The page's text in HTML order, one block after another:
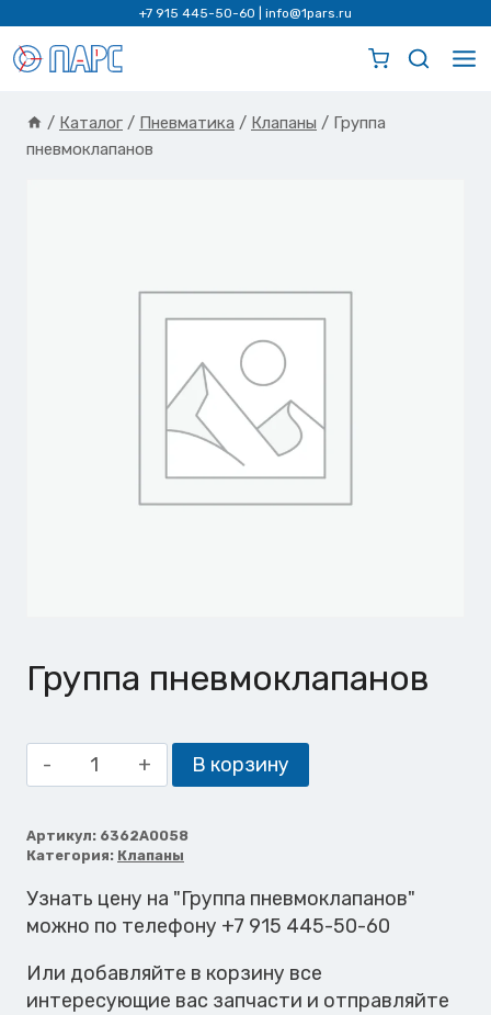
содержимому
+7 915 445-50-60 info@1pars.ru
/ Каталог / Пневматика / Клапаны / Группа
пневмоклапанов
Группа пневмоклапанов
Количество
товара
пневмоклапанов
В корзину
Артикул: 6362A0058
Категория: Клапаны
Узнать цену на "Группа пневмоклапанов"
можно по телефону +7 915 445-50-60
Или добавляйте в корзину все
интересующие вас запчасти и отправляйте